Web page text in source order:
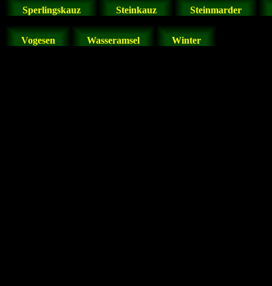
Sperlingskauz Steinkauz Steinmarder
Vogesen Wasseramsel Winter